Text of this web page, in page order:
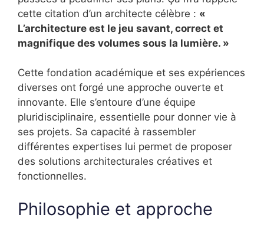
cette citation d’un architecte célèbre : «
L’architecture est le jeu savant, correct et
magnifique des volumes sous la lumière. »
Cette fondation académique et ses expériences
diverses ont forgé une approche ouverte et
innovante. Elle s’entoure d’une équipe
pluridisciplinaire, essentielle pour donner vie à
ses projets. Sa capacité à rassembler
différentes expertises lui permet de proposer
des solutions architecturales créatives et
fonctionnelles.
Philosophie et approche